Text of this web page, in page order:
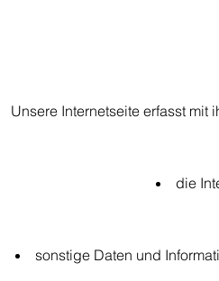
Unsere Internetseite erfasst
die
sonstige Daten und